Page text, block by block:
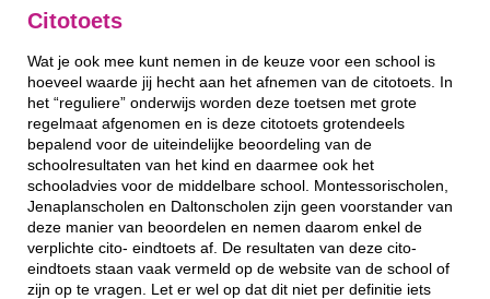
Citotoets
Wat je ook mee kunt nemen in de keuze voor een school is
hoeveel waarde jij hecht aan het afnemen van de citotoets. In
het “reguliere” onderwijs worden deze toetsen met grote
regelmaat afgenomen en is deze citotoets grotendeels
bepalend voor de uiteindelijke beoordeling van de
schoolresultaten van het kind en daarmee ook het
schooladvies voor de middelbare school. Montessorischolen,
Jenaplanscholen en Daltonscholen zijn geen voorstander van
deze manier van beoordelen en nemen daarom enkel de
verplichte cito- eindtoets af. De resultaten van deze cito-
eindtoets staan vaak vermeld op de website van de school of
zijn op te vragen. Let er wel op dat dit niet per definitie iets